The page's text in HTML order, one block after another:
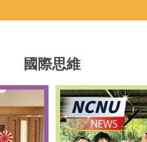
國際思維